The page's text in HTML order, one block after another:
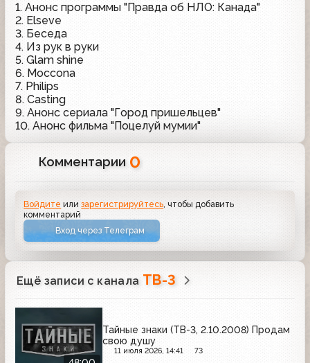
1. Анонс программы "Правда об НЛО: Канада"
2. Elseve
3. Беседа
4. Из рук в руки
5. Glam shine
6. Moccona
7. Philips
8. Casting
9. Анонс сериала "Город пришельцев"
10. Анонс фильма "Поцелуй мумии"
Комментарии 0
Войдите илизарегистрируйтесь, чтобы добавить
комментарий
Вход через Телеграм
Ещё записи с канала ТВ-3
Тайные знаки (ТВ-3, 2.10.2008) Продам
свою душу
11 июля 2026, 14:41 73